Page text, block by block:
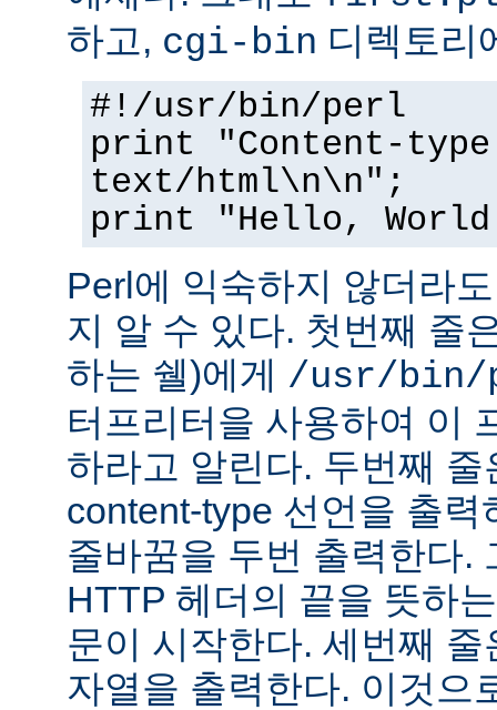
하고, cgi-bin 디렉토리
#!/usr/bin/perl
print "Content-
text/html\n\n";
print "Hello,
Perl에 익숙하지 않더라
지 알 수 있다. 첫번째 줄
하는 쉘)에게 /usr/bin/
터프리터을 사용하여 이
하라고 알린다. 두번째 줄
content-type 선언을 출
줄바꿈을 두번 출력한다.
HTTP 헤더의 끝을 뜻하
문이 시작한다. 세번째
자열을 출력한다. 이것으